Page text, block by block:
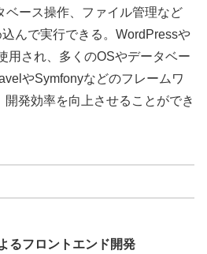
ベース操作、ファイル管理など
んで実行できる。WordPressや
用され、多くのOSやデータベー
やSymfonyなどのフレームワ
発効率を向上させることができ
るフロントエンド開発